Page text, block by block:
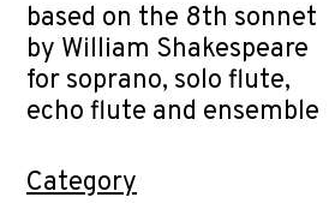
based on the 8th sonnet
by William Shakespeare
for soprano, solo flute,
echo flute and ensemble
Category